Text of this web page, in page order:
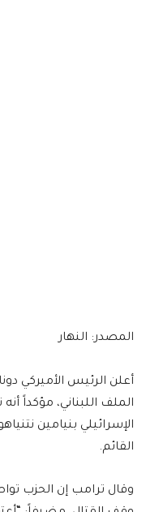
المصدر: النهار
أعلن الرئيس الأميركي
الملف اللبناني، مؤكداً
الإسرائيلي بنيامين
القائم.
وقال ترامب إن الحزب